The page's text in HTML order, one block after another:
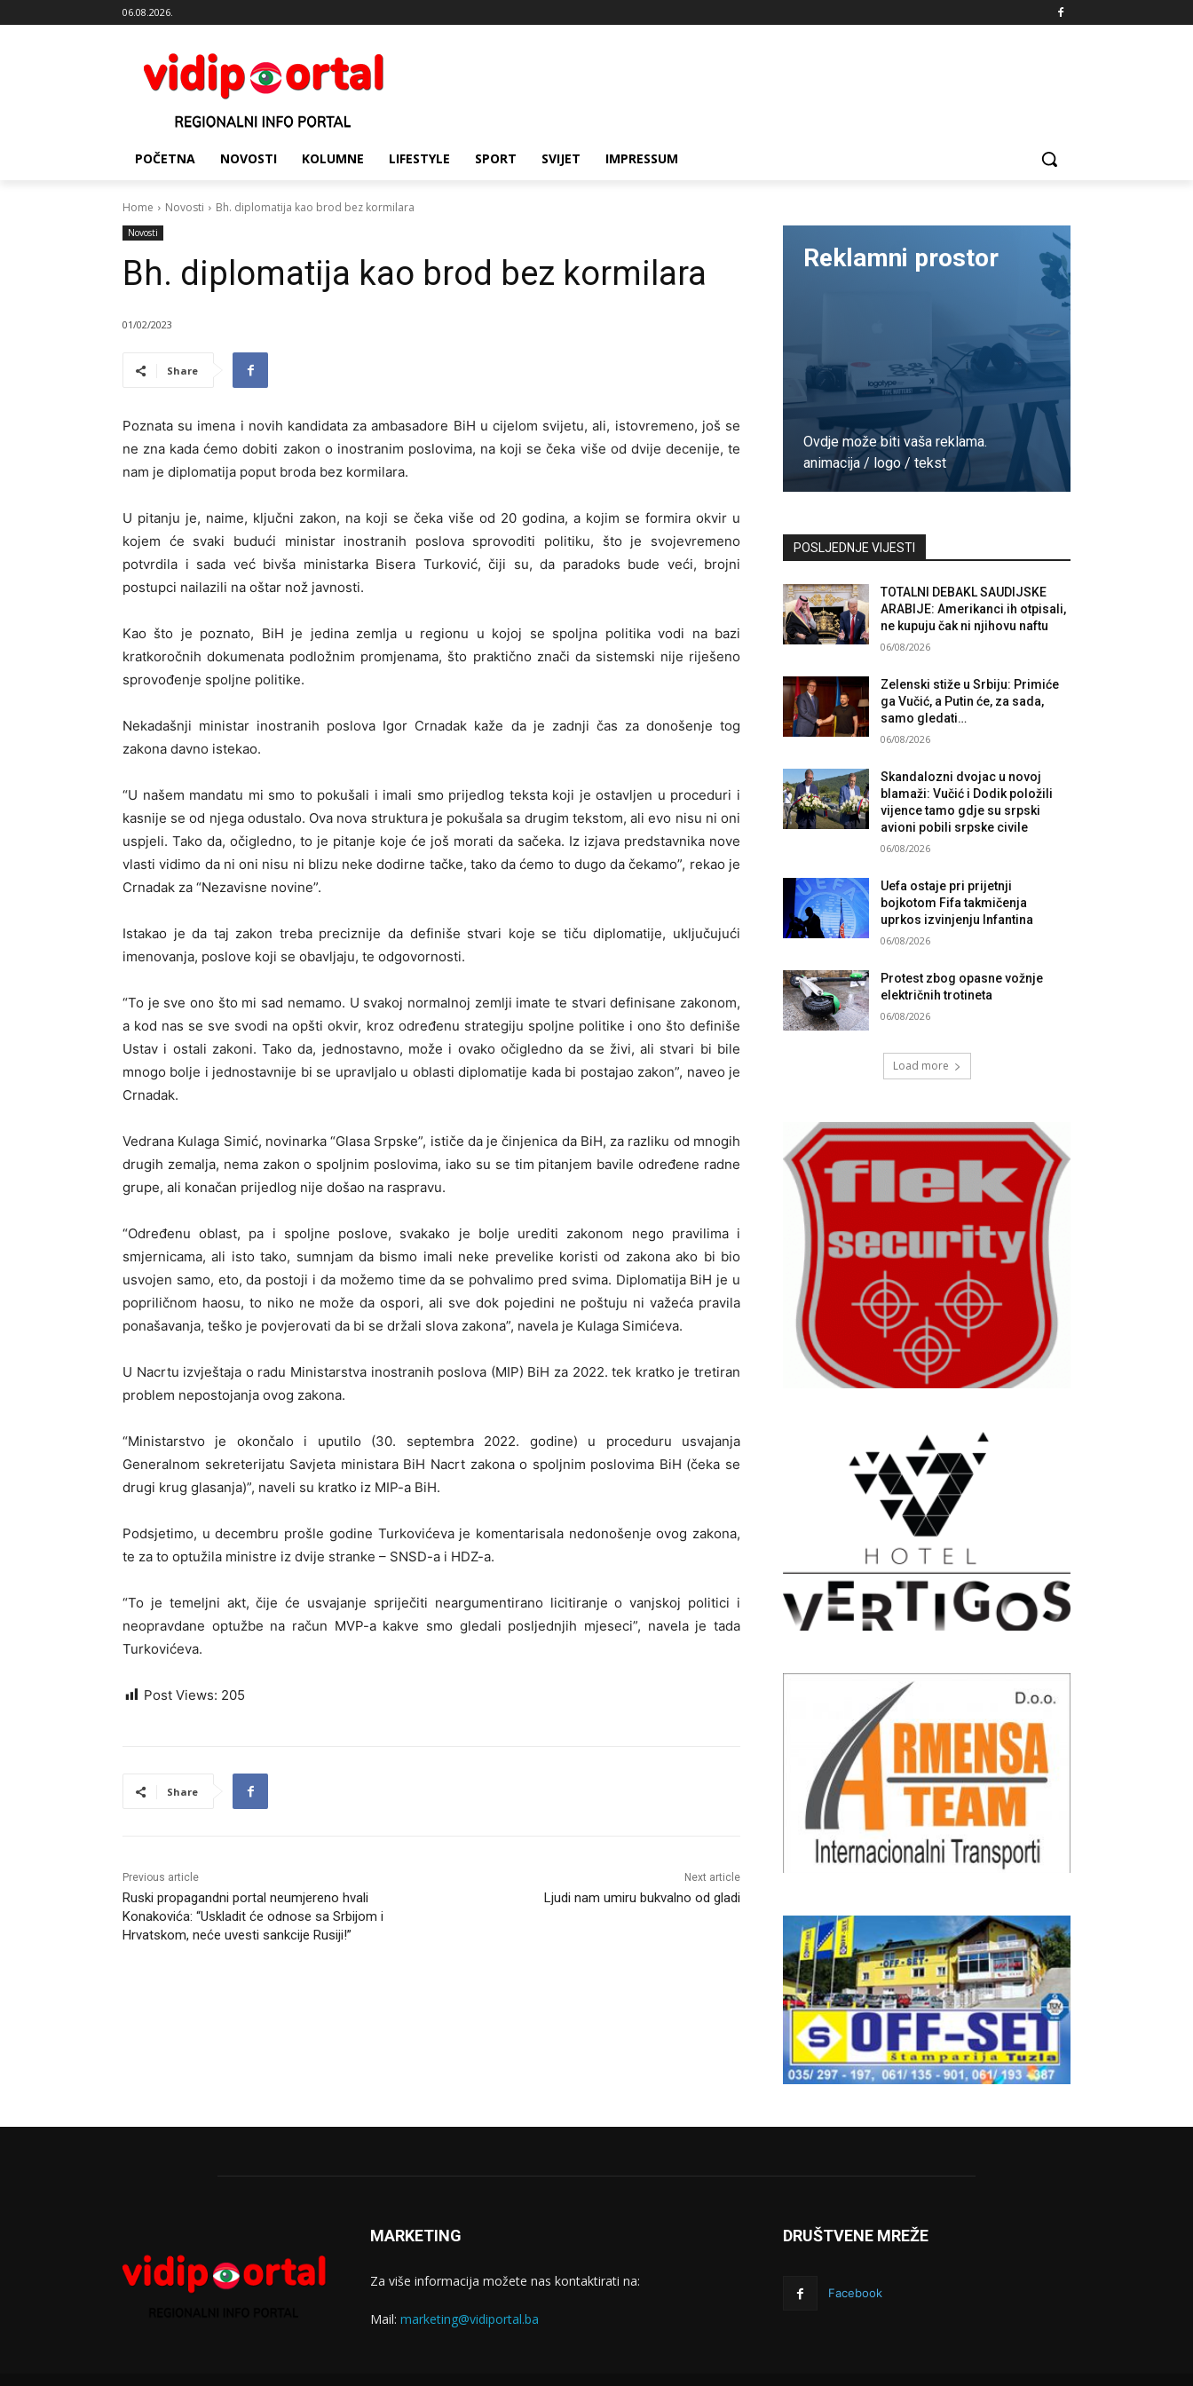
06.08.2026.
POČETNA NOVOSTI KOLUMNE LIFESTYLE SPORT SVIJET IMPRESSUM
Home Novosti Bh. diplomatija kao brod bez kormilara
Novosti
Bh. diplomatija kao brod bez kormilara
01/02/2023
Share
Poznata su imena i novih kandidata za ambasadore BiH u cijelom svijetu, ali, istovremeno, još se
ne zna kada ćemo dobiti zakon o inostranim poslovima, na koji se čeka više od dvije decenije, te
nam je diplomatija poput broda bez kormilara.
U pitanju je, naime, ključni zakon, na koji se čeka više od 20 godina, a kojim se formira okvir u
kojem će svaki budući ministar inostranih poslova sprovoditi politiku, što je svojevremeno
potvrdila i sada već bivša ministarka Bisera Turković, čiji su, da paradoks bude veći, brojni
postupci nailazili na oštar nož javnosti.
Kao što je poznato, BiH je jedina zemlja u regionu u kojoj se spoljna politika vodi na bazi
kratkoročnih dokumenata podložnim promjenama, što praktično znači da sistemski nije riješeno
sprovođenje spoljne politike.
Nekadašnji ministar inostranih poslova Igor Crnadak kaže da je zadnji čas za donošenje tog
zakona davno istekao.
“U našem mandatu mi smo to pokušali i imali smo prijedlog teksta koji je ostavljen u proceduri i
kasnije se od njega odustalo. Ova nova struktura je pokušala sa drugim tekstom, ali evo nisu ni oni
uspjeli. Tako da, očigledno, to je pitanje koje će još morati da sačeka. Iz izjava predstavnika nove
vlasti vidimo da ni oni nisu ni blizu neke dodirne tačke, tako da ćemo to dugo da čekamo”, rekao je
Crnadak za “Nezavisne novine”.
Istakao je da taj zakon treba preciznije da definiše stvari koje se tiču diplomatije, uključujući
imenovanja, poslove koji se obavljaju, te odgovornosti.
“To je sve ono što mi sad nemamo. U svakoj normalnoj zemlji imate te stvari definisane zakonom,
a kod nas se sve svodi na opšti okvir, kroz određenu strategiju spoljne politike i ono što definiše
Ustav i ostali zakoni. Tako da, jednostavno, može i ovako očigledno da se živi, ali stvari bi bile
mnogo bolje i jednostavnije bi se upravljalo u oblasti diplomatije kada bi postajao zakon”, naveo je
Crnadak.
Vedrana Kulaga Simić, novinarka “Glasa Srpske”, ističe da je činjenica da BiH, za razliku od mnogih
drugih zemalja, nema zakon o spoljnim poslovima, iako su se tim pitanjem bavile određene radne
grupe, ali konačan prijedlog nije došao na raspravu.
“Određenu oblast, pa i spoljne poslove, svakako je bolje urediti zakonom nego pravilima i
smjernicama, ali isto tako, sumnjam da bismo imali neke prevelike koristi od zakona ako bi bio
usvojen samo, eto, da postoji i da možemo time da se pohvalimo pred svima. Diplomatija BiH je u
popriličnom haosu, to niko ne može da ospori, ali sve dok pojedini ne poštuju ni važeća pravila
ponašavanja, teško je povjerovati da bi se držali slova zakona”, navela je Kulaga Simićeva.
U Nacrtu izvještaja o radu Ministarstva inostranih poslova (MIP) BiH za 2022. tek kratko je tretiran
problem nepostojanja ovog zakona.
“Ministarstvo je okončalo i uputilo (30. septembra 2022. godine) u proceduru usvajanja
Generalnom sekreterijatu Savjeta ministara BiH Nacrt zakona o spoljnim poslovima BiH (čeka se
drugi krug glasanja)”, naveli su kratko iz MIP-a BiH.
Podsjetimo, u decembru prošle godine Turkovićeva je komentarisala nedonošenje ovog zakona,
te za to optužila ministre iz dvije stranke – SNSD-a i HDZ-a.
“To je temeljni akt, čije će usvajanje spriječiti neargumentirano licitiranje o vanjskoj politici i
neopravdane optužbe na račun MVP-a kakve smo gledali posljednjih mjeseci”, navela je tada
Turkovićeva.
Post Views: 205
Share
Previous article
Ruski propagandni portal neumjereno hvali
Konakovića: “Uskladit će odnose sa Srbijom i
Hrvatskom, neće uvesti sankcije Rusiji!”
Next article
Ljudi nam umiru bukvalno od gladi
Reklamni prostor
Ovdje može biti vaša reklama.
animacija / logo / tekst
POSLJEDNJE VIJESTI
TOTALNI DEBAKL SAUDIJSKE
ARABIJE: Amerikanci ih otpisali,
ne kupuju čak ni njihovu naftu
06/08/2026
Zelenski stiže u Srbiju: Primiće
ga Vučić, a Putin će, za sada,
samo gledati…
06/08/2026
Skandalozni dvojac u novoj
blamaži: Vučić i Dodik položili
vijence tamo gdje su srpski
avioni pobili srpske civile
06/08/2026
Uefa ostaje pri prijetnji
bojkotom Fifa takmičenja
uprkos izvinjenju Infantina
06/08/2026
Protest zbog opasne vožnje
električnih trotineta
06/08/2026
Load more
MARKETING
Za više informacija možete nas kontaktirati na:
Mail: marketing@vidiportal.ba
DRUŠTVENE MREŽE
Facebook